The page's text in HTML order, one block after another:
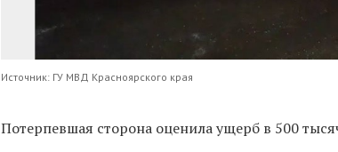
Источник: ГУ МВД Красноярского края
Потерпевшая сторона оценила ущерб в 500